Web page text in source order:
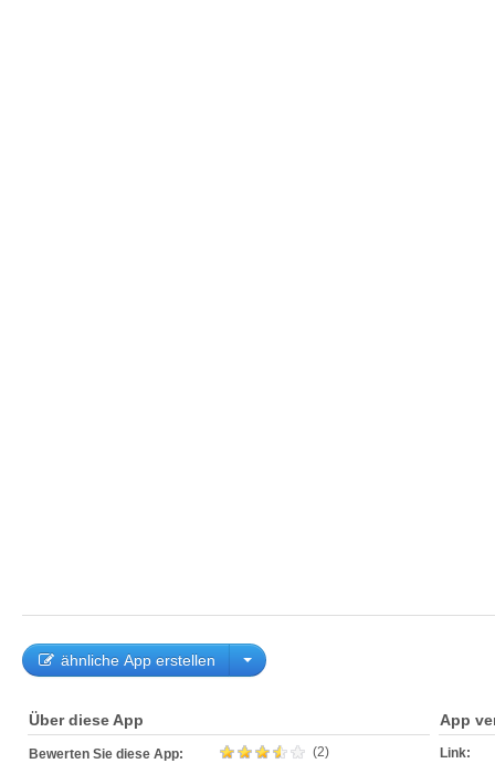
ähnliche App erstellen
Über diese App
Bewerten Sie diese App: (2)
App
Link: